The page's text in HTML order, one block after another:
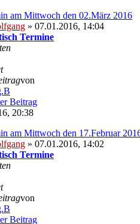
am Mittwoch den 02.März 2016
» 07.01.2016, 14:04
Termine
von
20:38
am Mittwoch den 17.Februar
» 07.01.2016, 14:02
Termine
von